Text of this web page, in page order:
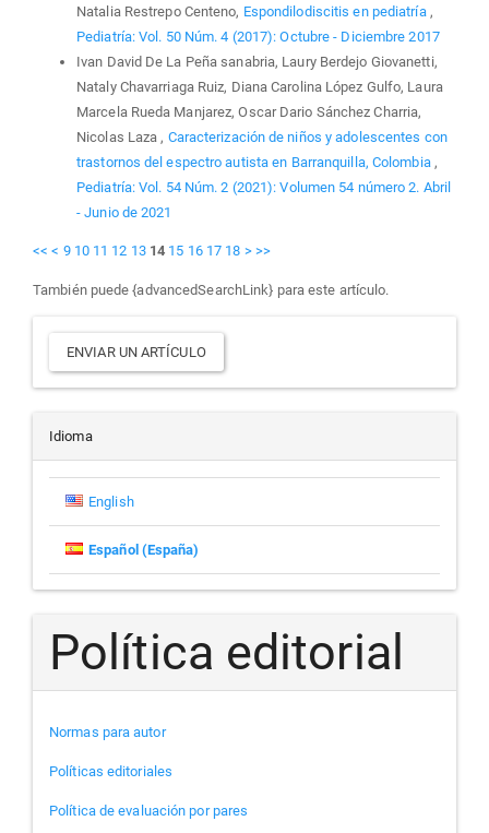
Natalia Restrepo Centeno, Espondilodiscitis en pediatría ,
Pediatría: Vol. 50 Núm. 4 (2017): Octubre - Diciembre 2017
Ivan David De La Peña sanabria, Laury Berdejo Giovanetti,
Nataly Chavarriaga Ruiz, Diana Carolina López Gulfo, Laura
Marcela Rueda Manjarez, Oscar Dario Sánchez Charria,
Nicolas Laza , Caracterización de niños y adolescentes con
trastornos del espectro autista en Barranquilla, Colombia ,
Pediatría: Vol. 54 Núm. 2 (2021): Volumen 54 número 2. Abril
- Junio de 2021
<< < 9 10 11 12 13 14 15 16 17 18 > >>
También puede {advancedSearchLink} para este artículo.
Enviar
un
artículo
ENVIAR UN ARTÍCULO
Idioma
English
Español (España)
Política editorial
Normas para autor
Políticas editoriales
Política de evaluación por pares